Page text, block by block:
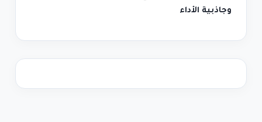
وجاذبية الأداء